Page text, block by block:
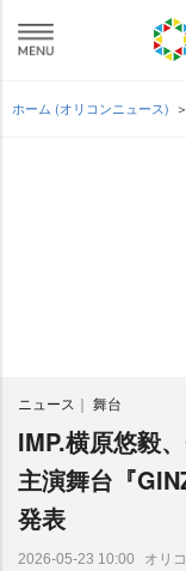
ホーム (オリコンニュース)
ニュース 舞台
IMP.横原悠毅
主演舞台『
発表
2026-05-23 10:00 オリ